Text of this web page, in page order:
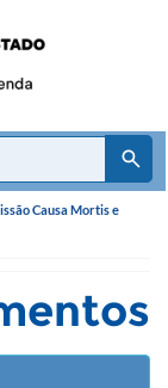
Causa Mortis e